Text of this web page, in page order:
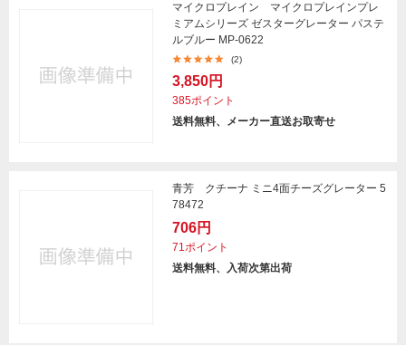
マイクロプレイン マイクロプレインプレ
ミアムシリーズ ゼスターグレーター パステ
ルブルー MP-0622
(2)
3,850円
385ポイント
送料無料、メーカー直送お取寄せ
青芳 クチーナ ミニ4面チーズグレーター 5
78472
706円
71ポイント
送料無料、入荷次第出荷